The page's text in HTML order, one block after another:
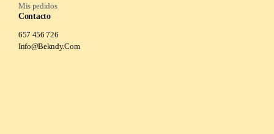
Mis pedidos
Contacto
657 456 726
Info@Bekndy.Com